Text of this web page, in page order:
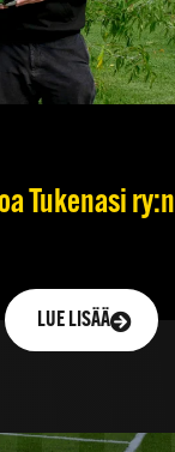
Tukenasi ry:n
LUE LISÄÄ